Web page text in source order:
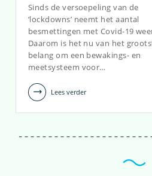
030-6069596
leonie.borstlap@kwrwater.nl
bekijk
Sinds de versoepeling van de
‘lockdowns’ neemt het aantal
besmettingen met Covid-19
Daarom is het nu van het
belang om een bewakings- en
meetsysteem voor…
Lees verder